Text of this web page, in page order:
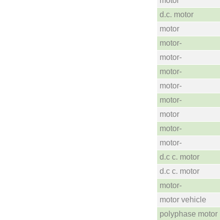
d.c. motor
motor
motor-
motor-
motor-
motor-
motor-
motor
motor-
motor-
d.c c. motor
d.c c. motor
motor-
motor vehicle
polyphase motor